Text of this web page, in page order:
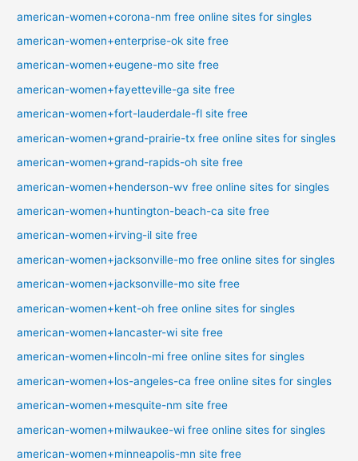
american-women+corona-nm free online sites for singles
american-women+enterprise-ok site free
american-women+eugene-mo site free
american-women+fayetteville-ga site free
american-women+fort-lauderdale-fl site free
american-women+grand-prairie-tx free online sites for singles
american-women+grand-rapids-oh site free
american-women+henderson-wv free online sites for singles
american-women+huntington-beach-ca site free
american-women+irving-il site free
american-women+jacksonville-mo free online sites for singles
american-women+jacksonville-mo site free
american-women+kent-oh free online sites for singles
american-women+lancaster-wi site free
american-women+lincoln-mi free online sites for singles
american-women+los-angeles-ca free online sites for singles
american-women+mesquite-nm site free
american-women+milwaukee-wi free online sites for singles
american-women+minneapolis-mn site free